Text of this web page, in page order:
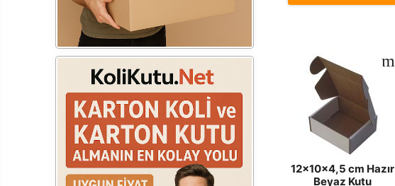
12x10x4,5 cm Hazır
Beyaz Kutu